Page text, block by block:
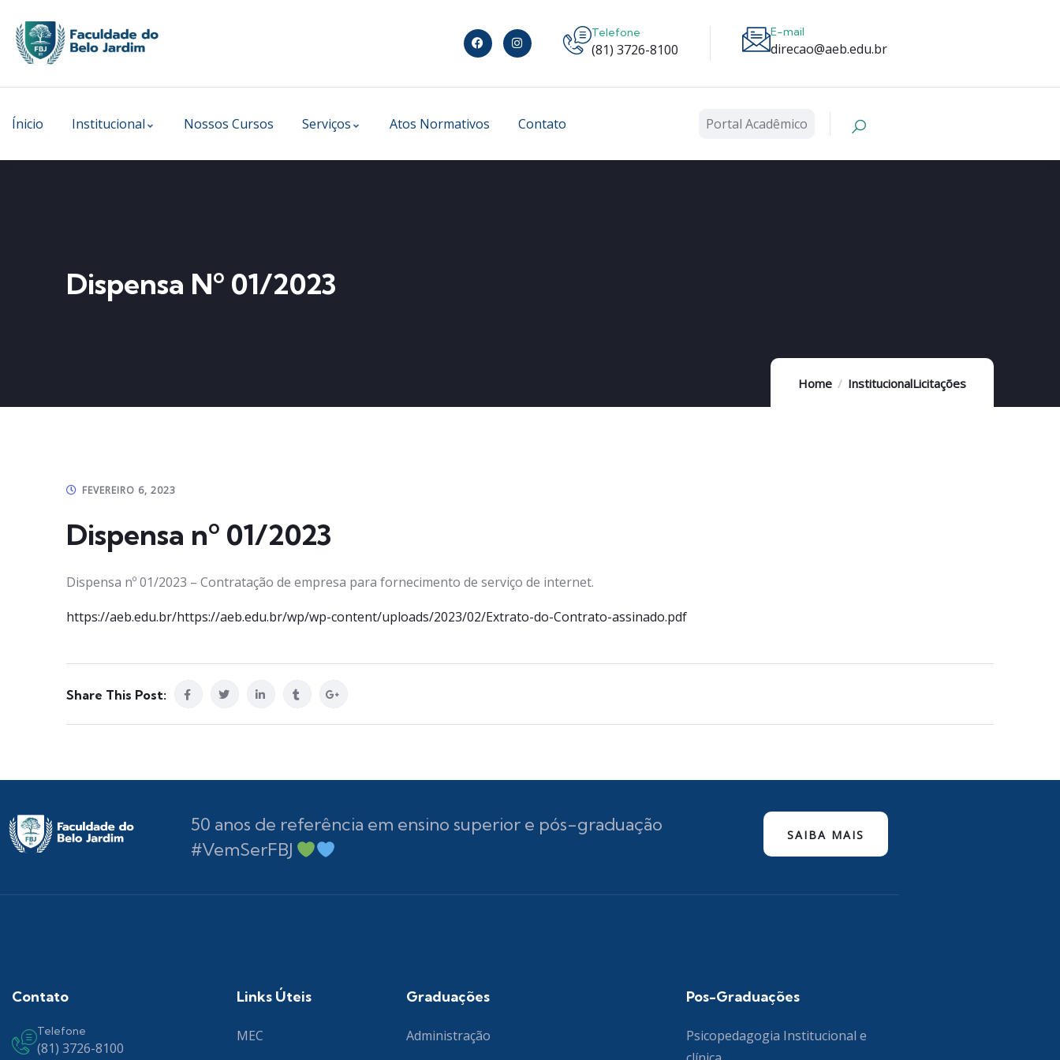
Telefone
(81) 3726-8100
E-mail
direcao@aeb.edu.br
Ínicio Institucional Nossos Cursos Serviços Atos Normativos Contato Portal Acadêmico
Dispensa Nº 01/2023
Home InstitucionalLicitações
FEVEREIRO 6, 2023
Dispensa nº 01/2023
Dispensa nº 01/2023 – Contratação de empresa para fornecimento de serviço de internet.
https://aeb.edu.br/https://aeb.edu.br/wp/wp-content/uploads/2023/02/Extrato-do-Contrato-assinado.pdf
Share This Post:
50 anos de referência em ensino superior e pós-graduação
#VemSerFBJ
SAIBA MAIS
Contato
Telefone
(81) 3726-8100
Links Úteis
MEC
Graduações
Administração
Pos-Graduações
Psicopedagogia Institucional e